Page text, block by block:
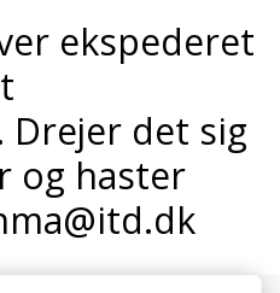
ekspederet
det sig
og haster